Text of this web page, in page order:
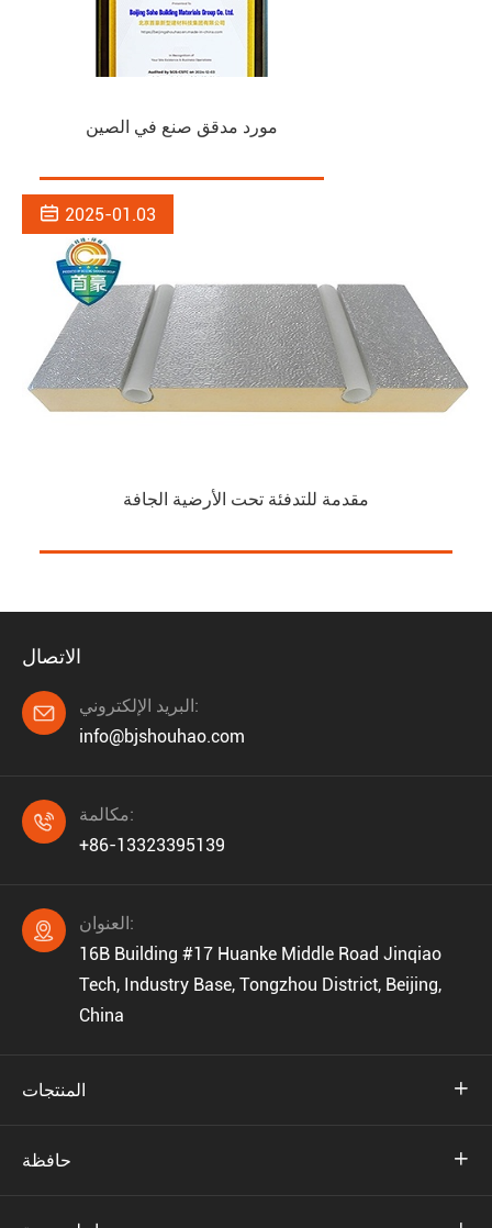
مورد مدقق صنع في الصين
 2025-01.03
مقدمة للتدفئة تحت الأرضية الجافة
الاتصال

البريد الإلكتروني:
info@bjshouhao.com

مكالمة:
+86-13323395139

العنوان:
16B Building #17 Huanke Middle Road Jinqiao
Tech, Industry Base, Tongzhou District, Beijing,
China
المنتجات 
حافظة 